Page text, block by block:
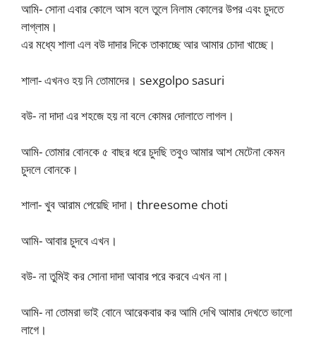
আমি- সোনা এবার কোলে আস বলে তুলে নিলাম কোলের উপর এবং চুদতে
লাগ্লাম।
এর মধ্যে শালা এল বউ দাদার দিকে তাকাচ্ছে আর আমার চোদা খাচ্ছে।
শালা- এখনও হয় নি তোমাদের। sexgolpo sasuri
বউ- না দাদা এর শহজে হয় না বলে কোমর দোলাতে লাগল।
আমি- তোমার বোনকে ৫ বাছর ধরে চুদছি তবুও আমার আশ মেটেনা কেমন
চুদলে বোনকে।
শালা- খুব আরাম পেয়েছি দাদা। threesome choti
আমি- আবার চুদবে এখন।
বউ- না তুমিই কর সোনা দাদা আবার পরে করবে এখন না।
আমি- না তোমরা ভাই বোনে আরেকবার কর আমি দেখি আমার দেখতে ভালো
লাগে।